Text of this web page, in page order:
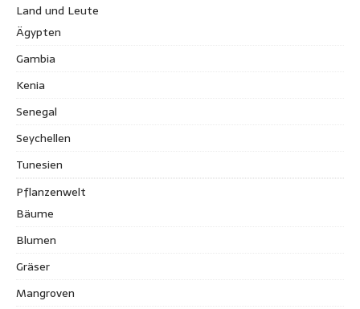
Land und Leute
Ägypten
Gambia
Kenia
Senegal
Seychellen
Tunesien
Pflanzenwelt
Bäume
Blumen
Gräser
Mangroven